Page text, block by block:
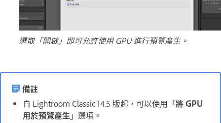
選取「開啟」即可允許使用 GPU 進行預覽產生。
備註
自 Lightroom Classic 14.5 版起，可以使用「將 GPU
用於預覽產生」選項。